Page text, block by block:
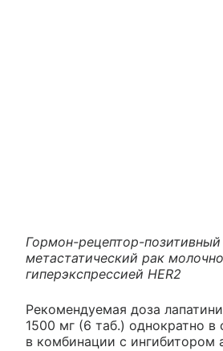
Гормон-рецептор-позитивный
метастатический рак
гиперэкспрессией HER2
Рекомендуемая доза
1500 мг (6 таб.) однократно в
в комбинации с ингибитором